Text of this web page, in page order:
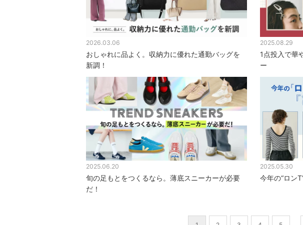
2026.03.06
おしゃれに品よく。収納力に優れた通勤バッグを
新調！
2025.08.29
1点投入で華
ー
2025.06.20
旬の足もとをつくるなら。薄底スニーカーが必要
だ！
2025.05.30
今年の“ロン